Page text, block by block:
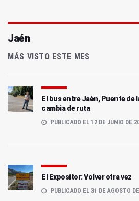
Jaén
MÁS VISTO ESTE MES
El bus entre Jaén, Puente de
cambia de ruta
PUBLICADO EL 12 DE JUNIO DE
El Expositor: Volver otra vez
PUBLICADO EL 31 DE AGOSTO